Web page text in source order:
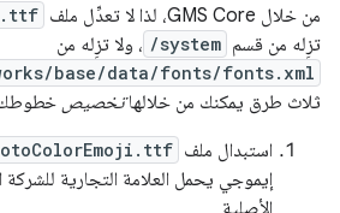
من خلال GMS Core، لذا لا تعدِّل ملف
تزِله من قسم /system ، ولا تزِله من
base/data/fonts/fonts.xml
ثلاث طرق يمكنك من خلالهاتخصيص
استبدال ملف
إيموجي يحمل العلامة التجارية للشركة
الأصلية